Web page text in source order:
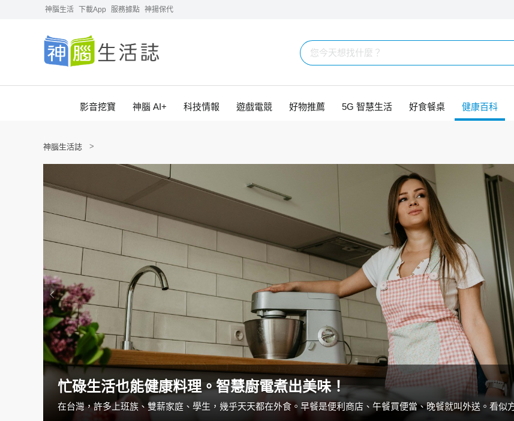
神腦生活 下載App 服務據點 神揚保代
影音挖寶 神腦 AI+ 科技情報 遊戲電競 好物推薦 5G 智慧生活 好食餐桌 健康百科
神腦生活誌
忙碌生活也能健康料理。智慧廚電煮出美味！